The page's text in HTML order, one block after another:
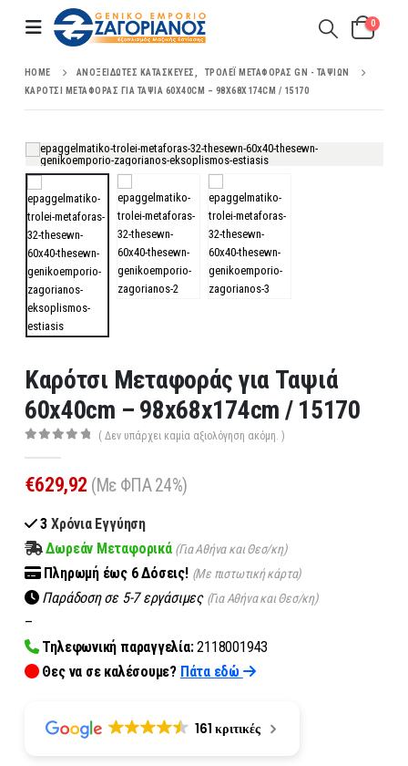
0
HOME ΑΝΟΞΕΊΔΩΤΕΣ ΚΑΤΑΣΚΕΥΈΣ
ΤΡΌΛΕΪ ΜΕΤΑΦΟΡΆΣ GN - ΤΑΨΙΏΝ
ΚΑΡΌΤΣΙ ΜΕΤΑΦΟΡΆΣ ΓΙΑ ΤΑΨΙΆ 60X40CM – 98X68X174CM / 15170
Καρότσι Μεταφοράς για Ταψιά
60x40cm – 98x68x174cm / 15170
( Δεν υπάρχει καμία αξιολόγηση ακόμη. )
€629,92 (Με ΦΠΑ 24%)
3 Χρόνια Εγγύηση
Δωρεάν Μεταφορικά (Για Αθήνα και Θεσ/κη)
Πληρωμή έως 6Δόσεις! (Με πιστωτική κάρτα)
Παράδοση σε 5-7 εργάσιμες (Για Αθήνα και Θεσ/κη)
–
Τηλεφωνική παραγγελία:2118001943
Θες να σε καλέσουμε? Πάτα εδώ
161 κριτικές